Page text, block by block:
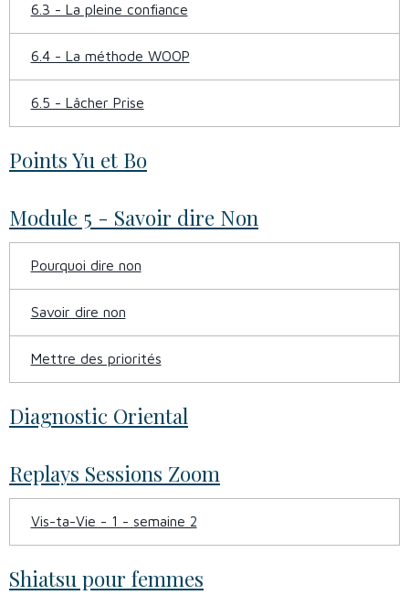
6.3 - La pleine confiance
6.4 - La méthode WOOP
6.5 - Lâcher Prise
Points Yu et Bo
Module 5 - Savoir dire Non
Pourquoi dire non
Savoir dire non
Mettre des priorités
Diagnostic Oriental
Replays Sessions Zoom
Vis-ta-Vie - 1 - semaine 2
Shiatsu pour femmes